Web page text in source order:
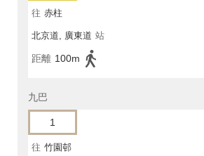
往 赤柱
北京道, 廣東道 站
距離 100m
九巴
1
往 竹園邨